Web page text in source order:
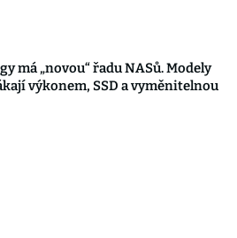
má „novou“ řadu NASů. Modely
výkonem, SSD a vyměnitelnou